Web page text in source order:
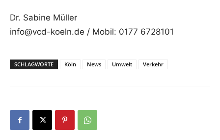
Dr. Sabine Müller
info@vcd-koeln.de / Mobil: 0177 6728101
SCHLAGWORTE Köln News Umwelt Verkehr